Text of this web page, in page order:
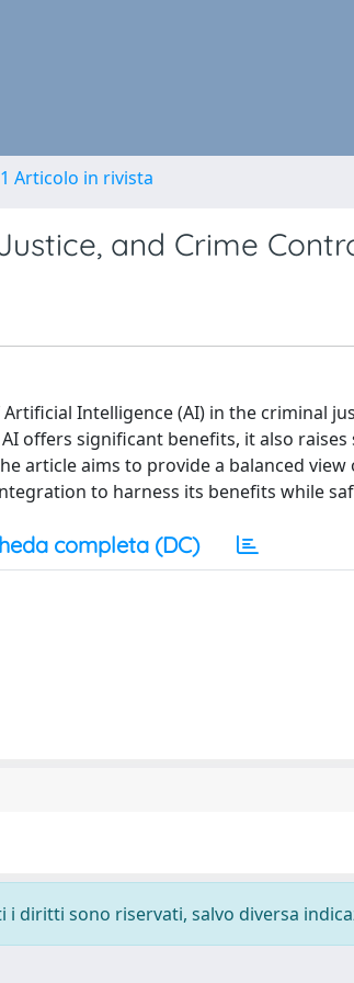
Articolo in rivista
and Crime
Intelligence (AI) in the criminal
offers significant benefits, it also
article aims to provide a balanced view
to harness its benefits while
completa (DC)
diritti sono riservati, salvo diversa